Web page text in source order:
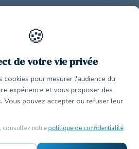
🍪
de votre vie privée
cookies pour mesurer l'audience du
expérience et vous proposer des
Vous pouvez accepter ou refuser leur
consultez notrepolitique de confidentialité.